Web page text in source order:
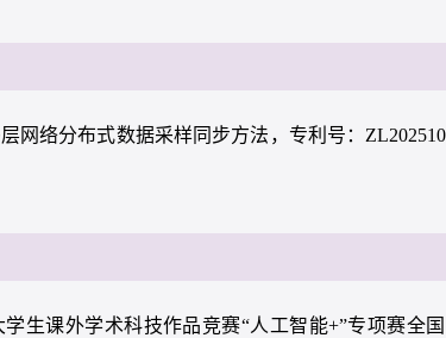
网络分布式数据采样同步方法，专利号：
生课外学术科技作品竞赛“人工智能+”专项赛全